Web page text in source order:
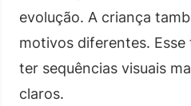
evolução. A criança
motivos diferentes.
ter sequências visuais
claros.